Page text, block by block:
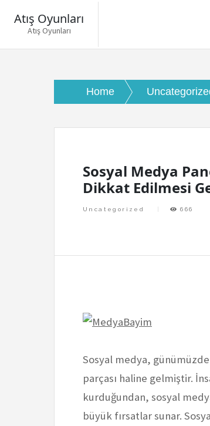
Atış Oyunları
Atış Oyunları
Home
Sosyal Medya
Dikkat Edilmesi
Uncategorized 666
Sosyal medya,
parçası haline gelmiştir.
kurduğundan, sosyal
büyük fırsatlar sunar.